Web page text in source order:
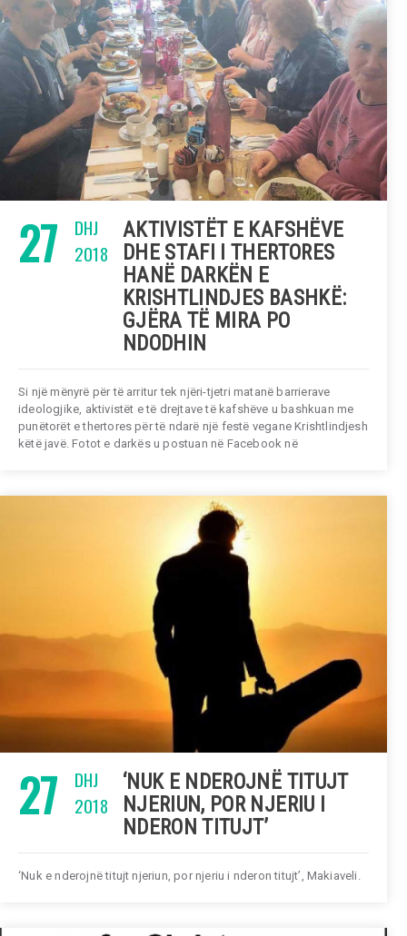
27
DHJ
2018
AKTIVISTËT E KAFSHËVE
DHE STAFI I THERTORES
HANË DARKËN E
KRISHTLINDJES BASHKË:
GJËRA TË MIRA PO
NDODHIN
Si një mënyrë për të arritur tek njëri-tjetri matanë barrierave
ideologjike, aktivistët e të drejtave të kafshëve u bashkuan me
punëtorët e thertores për të ndarë një festë vegane Krishtlindjesh
këtë javë. Fotot e darkës u postuan në Facebook në
27
DHJ
2018
‘NUK E NDEROJNË TITUJT
NJERIUN, POR NJERIU I
NDERON TITUJT’
‘Nuk e nderojnë titujt njeriun, por njeriu i nderon titujt’, Makiaveli.